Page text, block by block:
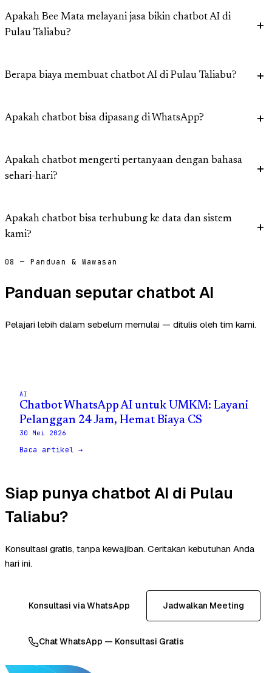
Apakah Bee Mata melayani jasa bikin chatbot AI di
Pulau Taliabu?
Berapa biaya membuat chatbot AI di Pulau Taliabu?
Apakah chatbot bisa dipasang di WhatsApp?
Apakah chatbot mengerti pertanyaan dengan bahasa
sehari-hari?
Apakah chatbot bisa terhubung ke data dan sistem
kami?
08 — Panduan & Wawasan
Panduan seputar chatbot AI
Pelajari lebih dalam sebelum memulai — ditulis oleh tim kami.
AI
Chatbot WhatsApp AI untuk UMKM: Layani
Pelanggan 24 Jam, Hemat Biaya CS
30 Mei 2026
Baca artikel →
Siap punya chatbot AI di Pulau
Taliabu?
Konsultasi gratis, tanpa kewajiban. Ceritakan kebutuhan Anda
hari ini.
Konsultasi via WhatsApp Jadwalkan Meeting
Chat WhatsApp — Konsultasi Gratis